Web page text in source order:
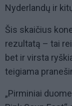
Nyderlandų ir
Šis skaičius
rezultatą – tai
bet ir virsta
teigiama
„Pirminiai